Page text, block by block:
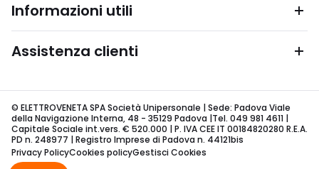
Informazioni utili
Assistenza clienti
© ELETTROVENETA SPA Società Unipersonale | Sede: Padova Viale
della Navigazione Interna, 48 - 35129 Padova |Tel. 049 981 4611 |
Capitale Sociale int.vers. € 520.000 | P. IVA CEE IT 00184820280 R.E.A.
PD n. 248977 | Registro Imprese di Padova n. 44121bis
Privacy PolicyCookies policyGestisci Cookies